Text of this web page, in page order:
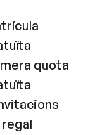
quota